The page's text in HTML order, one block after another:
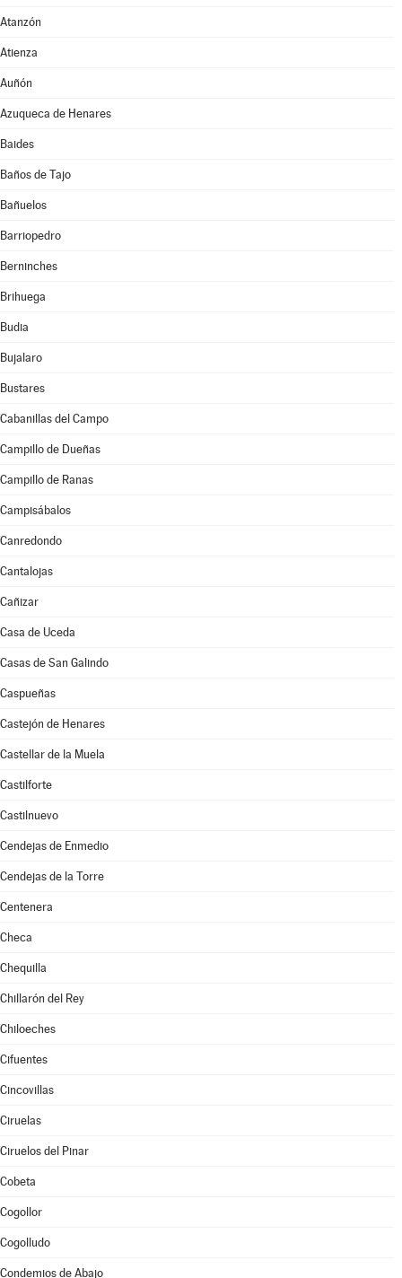
Atanzón
Atienza
Auñón
Azuqueca de Henares
Baides
Baños de Tajo
Bañuelos
Barriopedro
Berninches
Brihuega
Budia
Bujalaro
Bustares
Cabanillas del Campo
Campillo de Dueñas
Campillo de Ranas
Campisábalos
Canredondo
Cantalojas
Cañizar
Casa de Uceda
Casas de San Galindo
Caspueñas
Castejón de Henares
Castellar de la Muela
Castilforte
Castilnuevo
Cendejas de Enmedio
Cendejas de la Torre
Centenera
Checa
Chequilla
Chillarón del Rey
Chiloeches
Cifuentes
Cincovillas
Ciruelas
Ciruelos del Pinar
Cobeta
Cogollor
Cogolludo
Condemios de Abajo